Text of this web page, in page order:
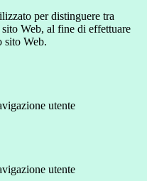
per distinguere tra
Web, al fine di effettuare
sito Web.
utente
utente